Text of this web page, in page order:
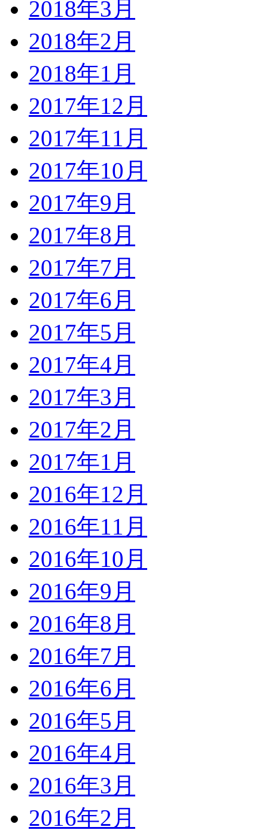
2018年3月
2018年2月
2018年1月
2017年12月
2017年11月
2017年10月
2017年9月
2017年8月
2017年7月
2017年6月
2017年5月
2017年4月
2017年3月
2017年2月
2017年1月
2016年12月
2016年11月
2016年10月
2016年9月
2016年8月
2016年7月
2016年6月
2016年5月
2016年4月
2016年3月
2016年2月